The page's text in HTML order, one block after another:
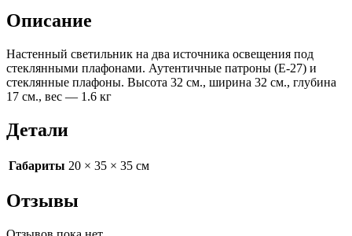
Описание
Настенный светильник на два источника освещения под
стеклянными плафонами. Аутентичные патроны (Е-27) и
стеклянные плафоны. Высота 32 см., ширина 32 см., глубина
17 см., вес — 1.6 кг
Детали
Габариты 20 × 35 × 35 см
Отзывы